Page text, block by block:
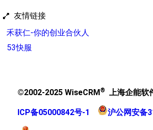
友情链接
禾获仁-你的创业合伙人
53快服
©2002-2025 WiseCRM ® 上海企能软
ICP备05000842号-1 沪公网安备